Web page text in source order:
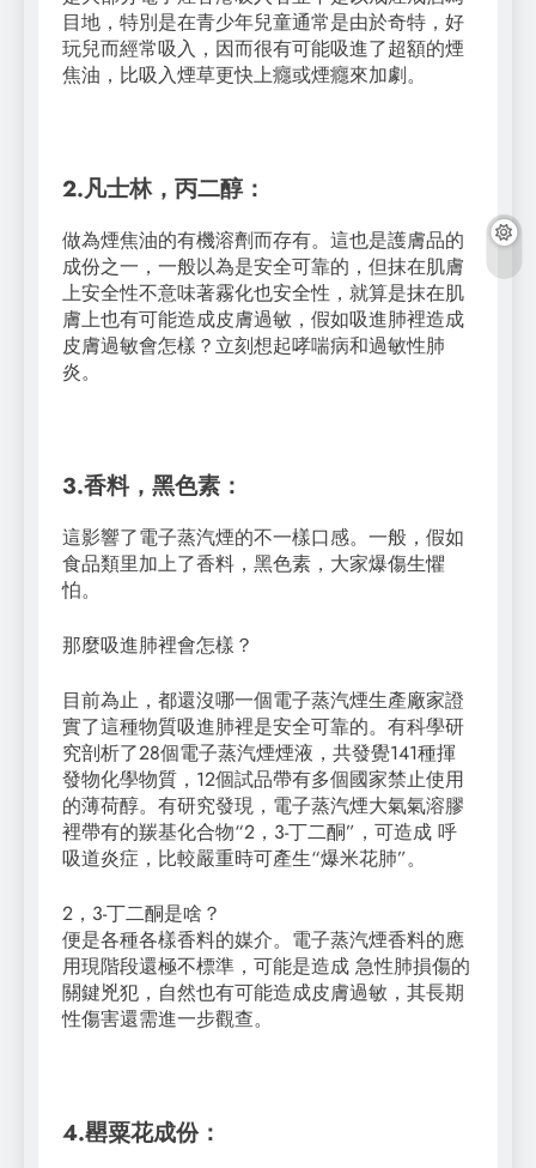
目地，特別是在青少年兒童通常是由於奇特，好
玩兒而經常吸入，因而很有可能吸進了超額的煙
焦油，比吸入煙草更快上癮或煙癮來加劇。
2.凡士林，丙二醇：
做為煙焦油的有機溶劑而存有。這也是護膚品的
成份之一，一般以為是安全可靠的，但抹在肌膚
上安全性不意味著霧化也安全性，就算是抹在肌
膚上也有可能造成皮膚過敏，假如吸進肺裡造成
皮膚過敏會怎樣？立刻想起哮喘病和過敏性肺
炎。
3.香料，黑色素：
這影響了電子蒸汽煙的不一樣口感。一般，假如
食品類里加上了香料，黑色素，大家爆傷生懼
怕。
那麼吸進肺裡會怎樣？
目前為止，都還沒哪一個電子蒸汽煙生產廠家證
實了這種物質吸進肺裡是安全可靠的。有科學研
究剖析了28個電子蒸汽煙煙液，共發覺141種揮
發物化學物質，12個試品帶有多個國家禁止使用
的薄荷醇。有研究發現，電子蒸汽煙大氣氣溶膠
裡帶有的羰基化合物“2，3-丁二酮”，可造成 呼
吸道炎症，比較嚴重時可產生“爆米花肺”。
2，3-丁二酮是啥？
便是各種各樣香料的媒介。電子蒸汽煙香料的應
用現階段還極不標準，可能是造成 急性肺損傷的
關鍵兇犯，自然也有可能造成皮膚過敏，其長期
性傷害還需進一步觀查。
4.罌粟花成份：